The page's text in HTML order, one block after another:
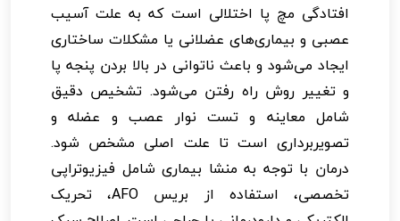
افتادگی مچ پا اختلالی است که به علت آسیب
عصبی و بیماری‌های عضلانی یا مشکلات ساختاری
ایجاد می‌شود و باعث ناتوانی در بالا بردن پنجه پا
و تغییر روش راه رفتن می‌شود. تشخیص دقیق
شامل معاینه و تست نوار عصب و عضله و
تصویربرداری است تا علت اصلی مشخص شود.
درمان با توجه به منشا بیماری شامل فیزیوتراپی
تخصصی، استفاده از بریس AFO، تحریک